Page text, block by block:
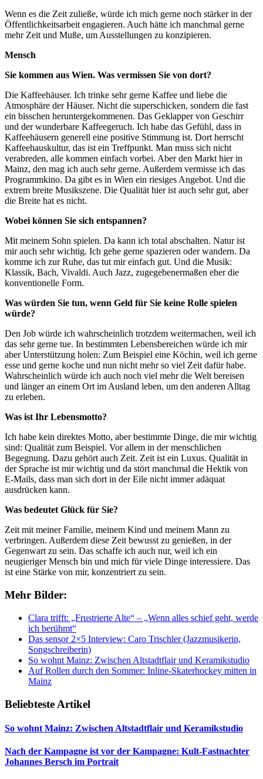
Wenn es die Zeit zuließe, würde ich mich gerne noch stärker in der
Öffentlichkeitsarbeit engagieren. Auch hätte ich manchmal gerne
mehr Zeit und Muße, um Ausstellungen zu konzipieren.
Mensch
Sie kommen aus Wien. Was vermissen Sie von dort?
Die Kaffeehäuser. Ich trinke sehr gerne Kaffee und liebe die
Atmosphäre der Häuser. Nicht die superschicken, sondern die fast
ein bisschen heruntergekommenen. Das Geklapper von Geschirr
und der wunderbare Kaffeegeruch. Ich habe das Gefühl, dass in
Kaffeehäusern generell eine positive Stimmung ist. Dort herrscht
Kaffeehauskultur, das ist ein Treffpunkt. Man muss sich nicht
verabreden, alle kommen einfach vorbei. Aber den Markt hier in
Mainz, den mag ich auch sehr gerne. Außerdem vermisse ich das
Programmkino. Da gibt es in Wien ein riesiges Angebot. Und die
extrem breite Musikszene. Die Qualität hier ist auch sehr gut, aber
die Breite hat es nicht.
Wobei können Sie sich entspannen?
Mit meinem Sohn spielen. Da kann ich total abschalten. Natur ist
mir auch sehr wichtig. Ich gehe gerne spazieren oder wandern. Da
komme ich zur Ruhe, das tut mir einfach gut. Und die Musik:
Klassik, Bach, Vivaldi. Auch Jazz, zugegebenermaßen eher die
konventionelle Form.
Was würden Sie tun, wenn Geld für Sie keine Rolle spielen
würde?
Den Job würde ich wahrscheinlich trotzdem weitermachen, weil ich
das sehr gerne tue. In bestimmten Lebensbereichen würde ich mir
aber Unterstützung holen: Zum Beispiel eine Köchin, weil ich gerne
esse und gerne koche und nun nicht mehr so viel Zeit dafür habe.
Wahrscheinlich würde ich auch noch viel mehr die Welt bereisen
und länger an einem Ort im Ausland leben, um den anderen Alltag
zu erleben.
Was ist Ihr Lebensmotto?
Ich habe kein direktes Motto, aber bestimmte Dinge, die mir wichtig
sind: Qualität zum Beispiel. Vor allem in der menschlichen
Begegnung. Dazu gehört auch Zeit. Zeit ist ein Luxus. Qualität in
der Sprache ist mir wichtig und da stört manchmal die Hektik von
E-Mails, dass man sich dort in der Eile nicht immer adäquat
ausdrücken kann.
Was bedeutet Glück für Sie?
Zeit mit meiner Familie, meinem Kind und meinem Mann zu
verbringen. Außerdem diese Zeit bewusst zu genießen, in der
Gegenwart zu sein. Das schaffe ich auch nur, weil ich ein
neugieriger Mensch bin und mich für viele Dinge interessiere. Das
ist eine Stärke von mir, konzentriert zu sein.
Mehr Bilder:
Clara trifft: „Frustrierte Alte“ – „Wenn alles schief geht, werde
ich berühmt“
Das sensor 2×5 Interview: Caro Trischler (Jazzmusikerin,
Songschreiberin)
So wohnt Mainz: Zwischen Altstadtflair und Keramikstudio
Auf Rollen durch den Sommer: Inline-Skaterhockey mitten in
Mainz
Beliebteste Artikel
So wohnt Mainz: Zwischen Altstadtflair und Keramikstudio
Nach der Kampagne ist vor der Kampagne: Kult-Fastnachter
Johannes Bersch im Portrait